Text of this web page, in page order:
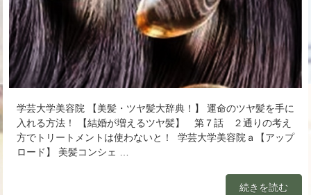
学芸大学美容院 【美髪・ツヤ髪大辞典！】 運命のツヤ髪を手に
入れる方法！ 【結婚が増えるツヤ髪】 第７話 ２通りの考え
方でトリートメントは使わないと！ 学芸大学美容院ａ【アップ
ロード】 美髪コンシェ …
続きを読む